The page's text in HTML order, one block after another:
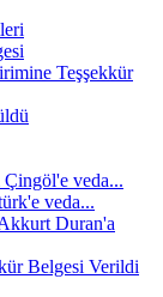
Teşşekkür
veda...
veda...
Duran'a
Belgesi Verildi